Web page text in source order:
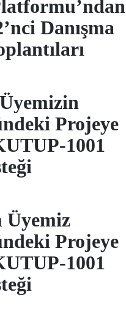
Danışma
Projeye
1001
Üyemiz
Projeye
1001